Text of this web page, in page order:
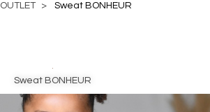
OUTLET Sweat BONHEUR
Sweat BONHEUR